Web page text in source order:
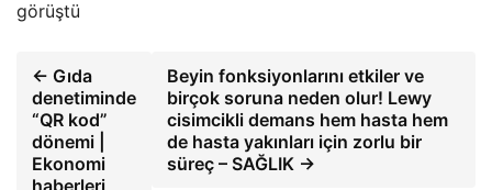
görüştü
← Gıda
denetiminde
“QR kod”
dönemi |
Ekonomi
haberleri
Beyin fonksiyonlarını etkiler ve
birçok soruna neden olur! Lewy
cisimcikli demans hem hasta hem
de hasta yakınları için zorlu bir
süreç – SAĞLIK →